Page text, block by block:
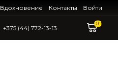
Вдохновение Контакты Войти
+375 (44) 772-13-13
0